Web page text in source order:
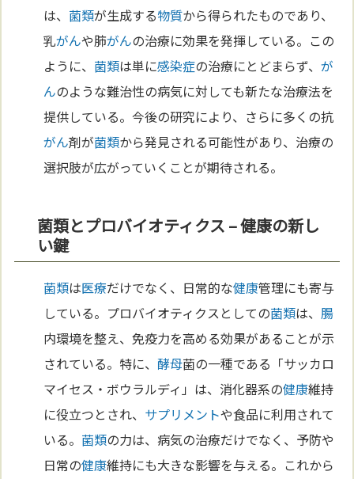
は、 菌類が生成する物質から得られたものであり、
乳がんや肺がんの治療に効果を発揮している。この
ように、 菌類は単に感染症の治療にとどまらず、が
んのような難治性の病気に対しても新たな治療法を
提供している。今後の研究により、さらに多くの抗
がん剤が菌類から発見される可能性があり、治療の
選択肢が広がっていくことが期待される。
菌類とプロバイオティクス – 健康の新し
い鍵
菌類は医療だけでなく、日常的な健康管理にも寄与
している。プロバイオティクスとしての菌類は、 腸
内環境を整え、免疫力を高める効果があることが示
されている。特に、酵母菌の一種である「サッカロ
マイセス・ボウラルディ」は、消化器系の健康維持
に役立つとされ、 サプリメントや食品に利用されて
いる。 菌類の力は、病気の治療だけでなく、予防や
日常の健康維持にも大きな影響を与える。これから